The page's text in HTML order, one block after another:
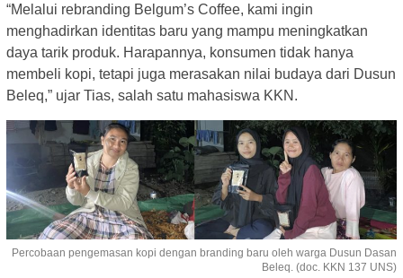
“Melalui rebranding Belgum’s Coffee, kami ingin
menghadirkan identitas baru yang mampu meningkatkan
daya tarik produk. Harapannya, konsumen tidak hanya
membeli kopi, tetapi juga merasakan nilai budaya dari Dusun
Beleq,” ujar Tias, salah satu mahasiswa KKN.
Percobaan pengemasan kopi dengan branding baru oleh warga Dusun Dasan
Beleq. (doc. KKN 137 UNS)